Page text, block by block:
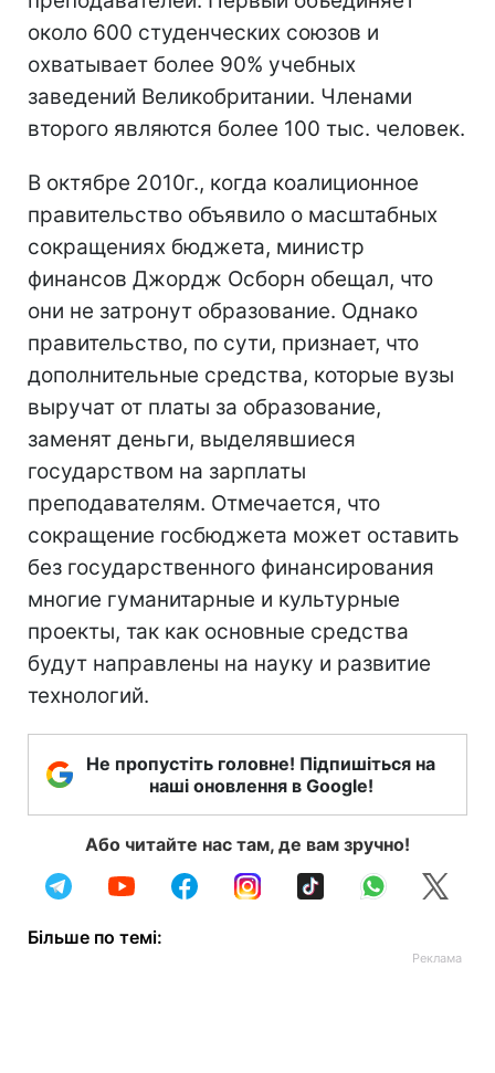
около 600 студенческих союзов и
охватывает более 90% учебных
заведений Великобритании. Членами
второго являются более 100 тыс. человек.
В октябре 2010г., когда коалиционное
правительство объявило о масштабных
сокращениях бюджета, министр
финансов Джордж Осборн обещал, что
они не затронут образование. Однако
правительство, по сути, признает, что
дополнительные средства, которые вузы
выручат от платы за образование,
заменят деньги, выделявшиеся
государством на зарплаты
преподавателям. Отмечается, что
сокращение госбюджета может оставить
без государственного финансирования
многие гуманитарные и культурные
проекты, так как основные средства
будут направлены на науку и развитие
технологий.
Не пропустіть головне! Підпишіться на
наші оновлення в Google!
Або читайте нас там, де вам зручно!
Більше по темі: